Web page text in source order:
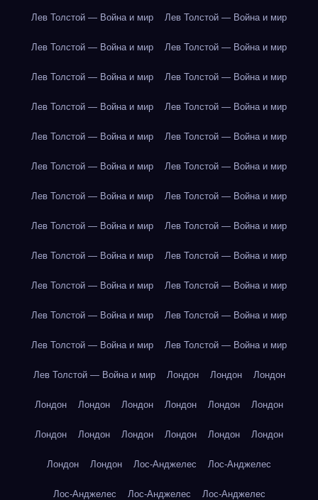
Лев Толстой — Война и мир Лев Толстой — Война и мир
Лев Толстой — Война и мир Лев Толстой — Война и мир
Лев Толстой — Война и мир Лев Толстой — Война и мир
Лев Толстой — Война и мир Лев Толстой — Война и мир
Лев Толстой — Война и мир Лев Толстой — Война и мир
Лев Толстой — Война и мир Лев Толстой — Война и мир
Лев Толстой — Война и мир Лев Толстой — Война и мир
Лев Толстой — Война и мир Лев Толстой — Война и мир
Лев Толстой — Война и мир Лев Толстой — Война и мир
Лев Толстой — Война и мир Лев Толстой — Война и мир
Лев Толстой — Война и мир Лев Толстой — Война и мир
Лев Толстой — Война и мир Лев Толстой — Война и мир
Лев Толстой — Война и мир Лондон Лондон Лондон
Лондон Лондон Лондон Лондон Лондон Лондон
Лондон Лондон Лондон Лондон Лондон Лондон
Лондон Лондон Лос-Анджелес Лос-Анджелес
Лос-Анджелес Лос-Анджелес Лос-Анджелес